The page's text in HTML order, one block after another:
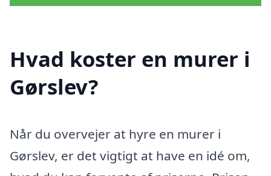
Hvad koster en murer i
Gørslev?
Når du overvejer at hyre en murer i
Gørslev, er det vigtigt at have en idé om,